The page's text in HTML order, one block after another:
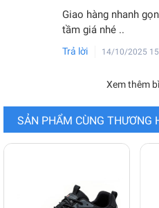
Giao hàng nhanh
tầm giá nhé ..
Trả lời 14/10/2025
Xem thêm
SẢN PHẨM CÙNG THƯƠNG